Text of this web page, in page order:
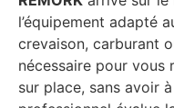
l’équipement adapté
crevaison, carburant
nécessaire pour vous
sur place, sans avoir